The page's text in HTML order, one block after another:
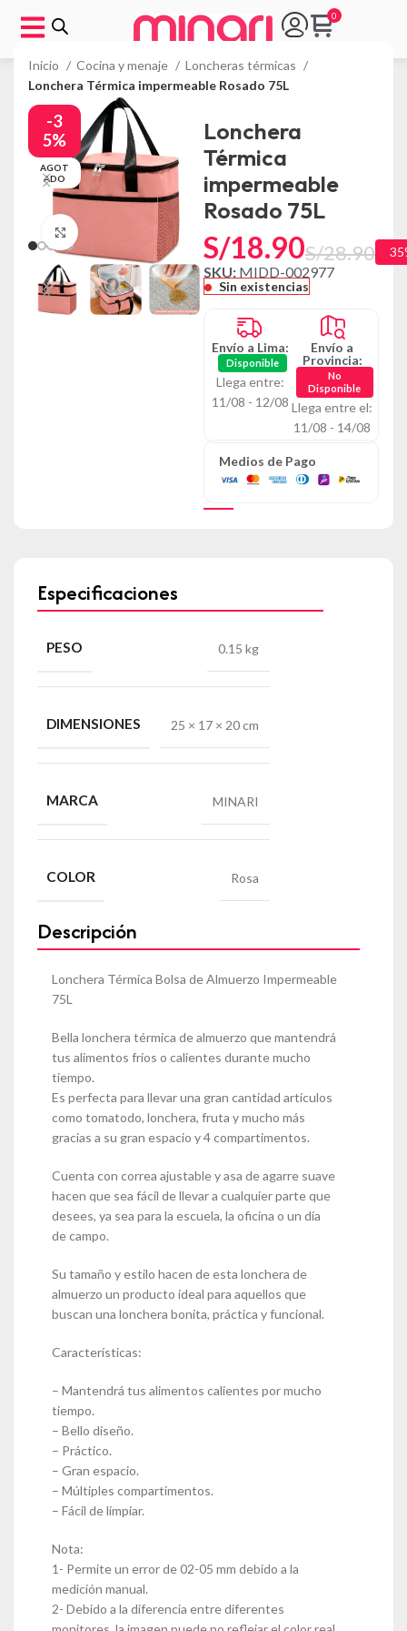
Inicio Cocina y menaje
Loncheras térmicas
Lonchera Térmica impermeable Rosado 75L
-3
5%
AGOT
ADO
Click to enlarge
Lonchera
Térmica
impermeable
Rosado 75L
S/28.90
S/18.90
SKU: MIDD-002977
Sin existencias
Envío a Lima:
Disponible
Llega entre:
11/08 - 12/08
Envío a
Provincia:
No
Disponible
Llega entre el:
11/08 - 14/08
Medios de Pago
Especificaciones
PESO 0.15 kg
DIMENSIONES 25 × 17 × 20 cm
MARCA MINARI
COLOR Rosa
Descripción
Lonchera Térmica Bolsa de Almuerzo Impermeable
75L
Bella lonchera térmica de almuerzo que mantendrá
tus alimentos fríos o calientes durante mucho
tiempo.
Es perfecta para llevar una gran cantidad artículos
como tomatodo, lonchera, fruta y mucho más
gracias a su gran espacio y 4 compartimentos.
Cuenta con correa ajustable y asa de agarre suave
hacen que sea fácil de llevar a cualquier parte que
desees, ya sea para la escuela, la oficina o un día
de campo.
Su tamaño y estilo hacen de esta lonchera de
almuerzo un producto ideal para aquellos que
buscan una lonchera bonita, práctica y funcional.
Características:
– Mantendrá tus alimentos calientes por mucho
tiempo.
– Bello diseño.
– Práctico.
– Gran espacio.
– Múltiples compartimentos.
– Fácil de limpiar.
Nota:
1- Permite un error de 02-05 mm debido a la
medición manual.
2- Debido a la diferencia entre diferentes